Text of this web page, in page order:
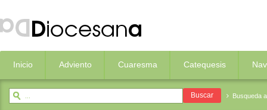
Inicio Adviento Cuaresma Catequesis
Busqueda